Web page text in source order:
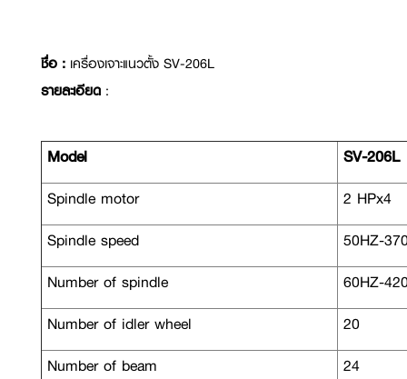
ชื่อ : เครื่องเจาะแนวตั้ง SV-206L
รายละเอียด :
Model
SV-206L
Spindle motor
2 HPx4
Spindle speed
50HZ-
Number of spindle
60HZ-
Number of idler wheel
20
Number of beam
24